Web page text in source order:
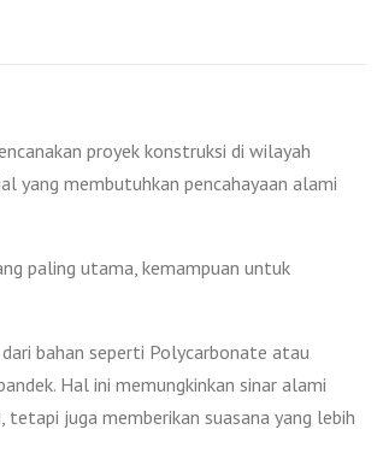
proyek konstruksi di wilayah
yang membutuhkan pencahayaan alami
paling utama, kemampuan untuk
bahan seperti Polycarbonate atau
Hal ini memungkinkan sinar alami
juga memberikan suasana yang lebih